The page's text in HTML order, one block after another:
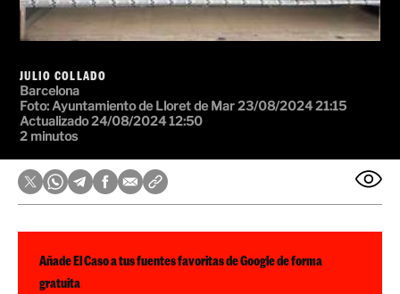
JULIO COLLADO
Barcelona
Foto: Ayuntamiento de Lloret de Mar23/08/2024 21:15
Actualizado 24/08/2024 12:50
2 minutos
Añade El Caso a tus fuentes favoritas de Google de forma
gratuita